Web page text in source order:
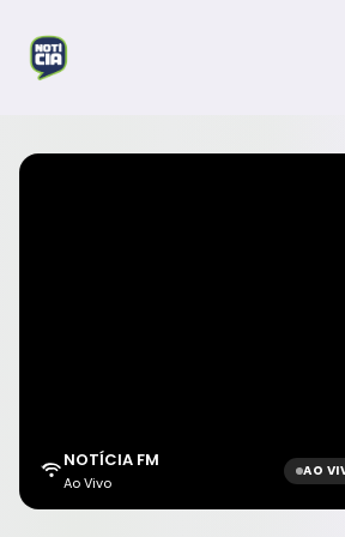
NOTÍCIA FM
Ao Vivo
AO